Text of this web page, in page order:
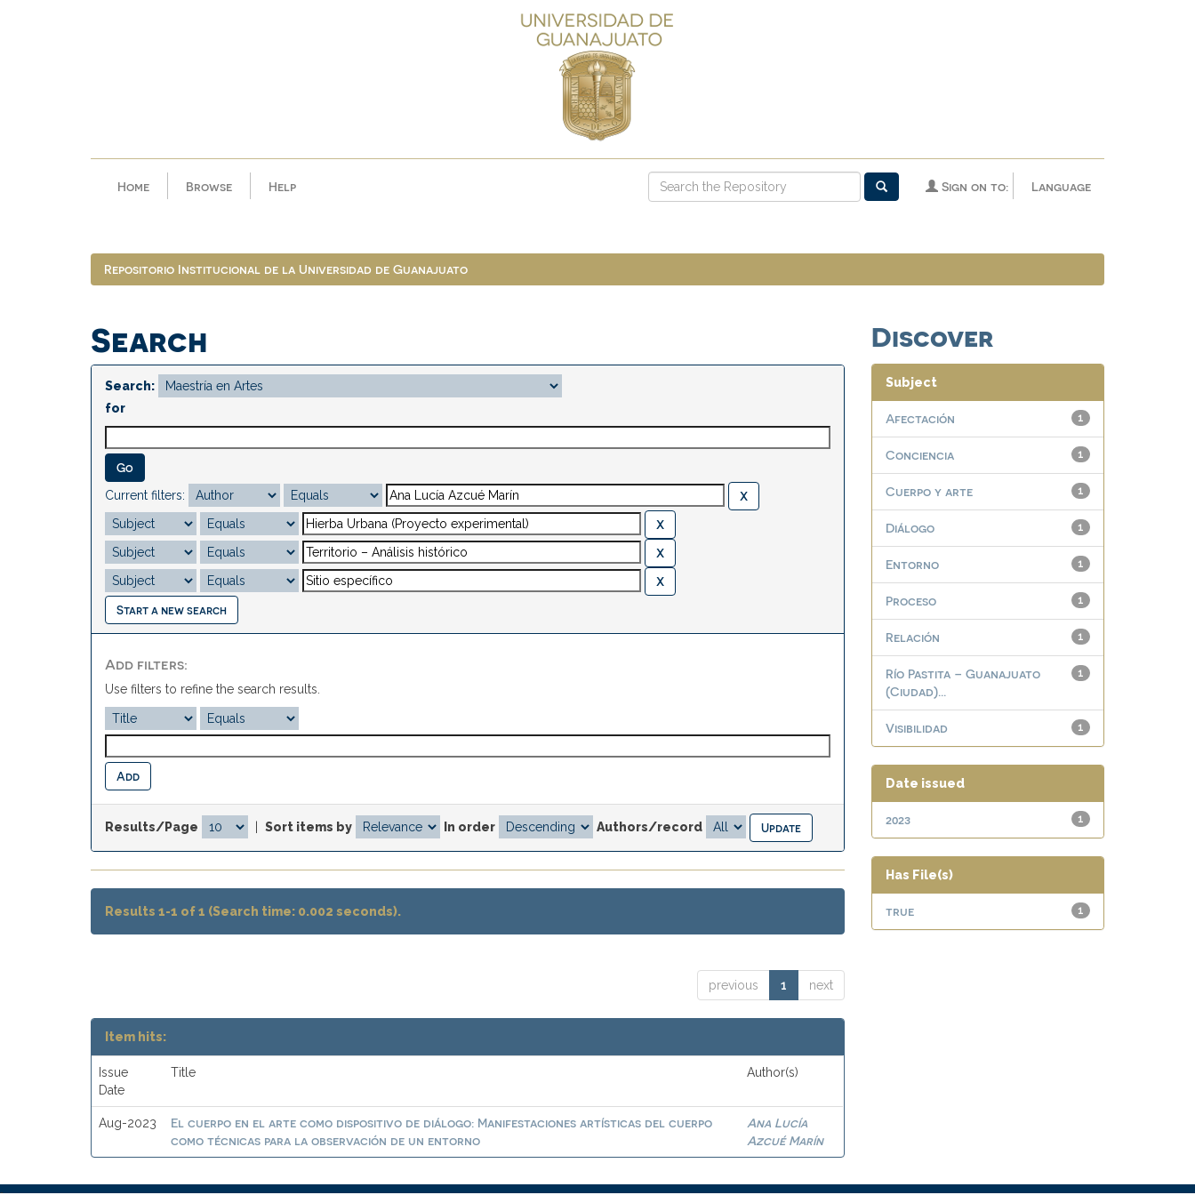
Home Browse Help Language
Sign on to:
Repositorio Institucional de la Universidad de Guanajuato
Search
Search:
for
Current filters:
Start a new search
Add filters:
Use filters to refine the search results.
Results/Page Sort items by In order Authors/record
Results 1-1 of 1 (Search time: 0.002 seconds).
previous 1 next
Item hits:
Issue
Date
Title Author(s)
Aug-2023
El cuerpo en el arte como dispositivo de diálogo: Manifestaciones artísticas del cuerpo
como técnicas para la observación de un entorno
Ana Lucía
Azcué Marín
Discover
Subject
1
Afectación
1
Conciencia
1
Cuerpo y arte
1
Diálogo
1
Entorno
1
Proceso
1
Relación
1
Río Pastita – Guanajuato
(Ciudad)...
1
Visibilidad
Date issued
1
2023
Has File(s)
1
true